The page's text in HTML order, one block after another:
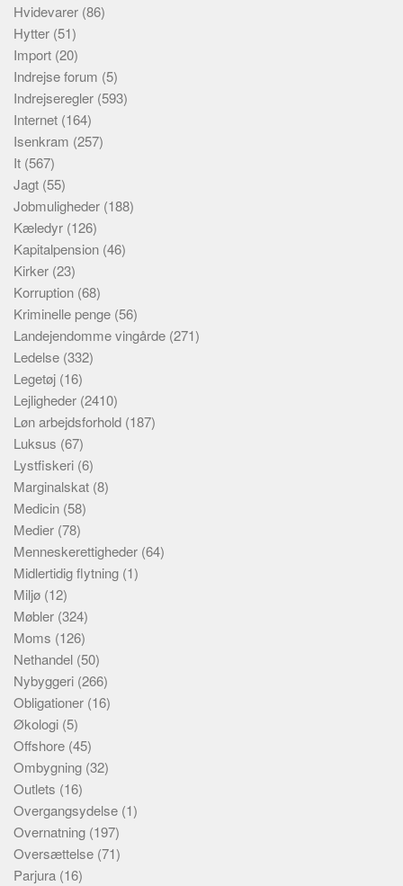
Hvidevarer (86)
Hytter (51)
Import (20)
Indrejse forum (5)
Indrejseregler (593)
Internet (164)
Isenkram (257)
It (567)
Jagt (55)
Jobmuligheder (188)
Kæledyr (126)
Kapitalpension (46)
Kirker (23)
Korruption (68)
Kriminelle penge (56)
Landejendomme vingårde (271)
Ledelse (332)
Legetøj (16)
Lejligheder (2410)
Løn arbejdsforhold (187)
Luksus (67)
Lystfiskeri (6)
Marginalskat (8)
Medicin (58)
Medier (78)
Menneskerettigheder (64)
Midlertidig flytning (1)
Miljø (12)
Møbler (324)
Moms (126)
Nethandel (50)
Nybyggeri (266)
Obligationer (16)
Økologi (5)
Offshore (45)
Ombygning (32)
Outlets (16)
Overgangsydelse (1)
Overnatning (197)
Oversættelse (71)
Parjura (16)